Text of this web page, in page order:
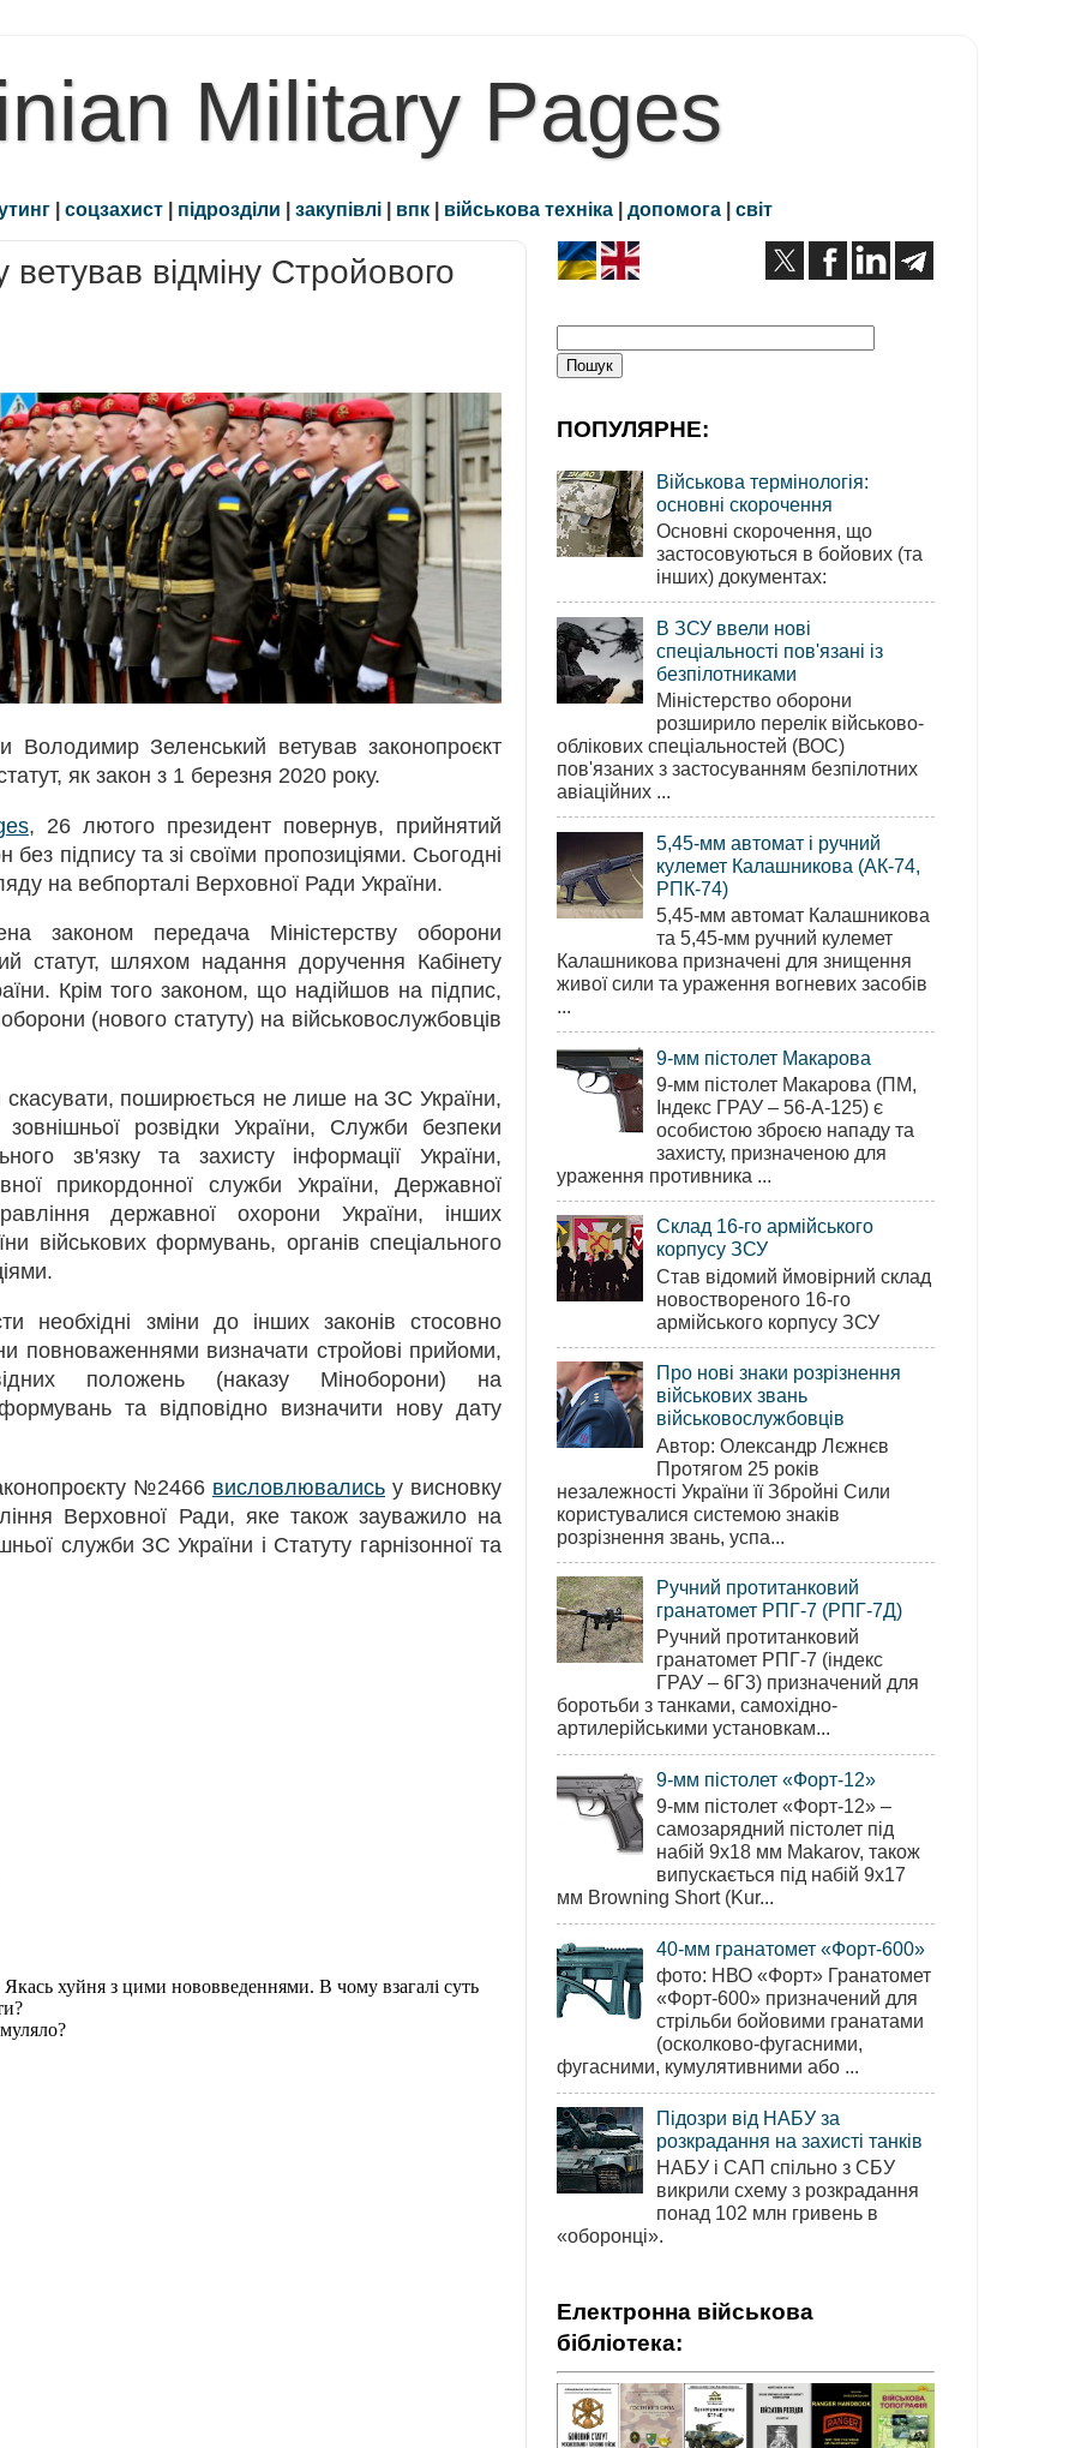
Military Pages
| соцзахист | підрозділи | закупівлі | впк | військова техніка | допомога | світ
відміну Стройового
Володимир Зеленський ветував законопроєкт
як закон з 1 березня 2020 року.
, 26 лютого президент повернув, прийнятий
підпису та зі своїми пропозиціями. Сьогодні
на вебпорталі Верховної Ради України.
законом передача Міністерству оборони
статут, шляхом надання доручення Кабінету
Крім того законом, що надійшов на підпис,
(нового статуту) на військовослужбовців
поширюється не лише на ЗС України,
розвідки України, Служби безпеки
зв'язку та захисту інформації України,
прикордонної служби України, Державної
державної охорони України, інших
військових формувань, органів спеціального
необхідні зміни до інших законів стосовно
повноваженнями визначати стройові прийоми,
положень (наказу Міноборони) на
формувань та відповідно визначити нову дату
№2466 висловлювались у висновку
Верховної Ради, яке також зауважило на
служби ЗС України і Статуту гарнізонної та
ПОПУЛЯРНЕ:
Військова термінологія:
основні скорочення
Основні скорочення, що
застосовуються в бойових (та
інших) документах:
В ЗСУ ввели нові
спеціальності пов'язані із
безпілотниками
Міністерство оборони
розширило перелік військово-
облікових спеціальностей (ВОС)
пов'язаних з застосуванням безпілотних
авіаційних ...
5,45-мм автомат і ручний
кулемет Калашникова (АК-74,
РПК-74)
5,45-мм автомат Калашникова
та 5,45-мм ручний кулемет
Калашникова призначені для знищення
живої сили та ураження вогневих засобів
...
9-мм пістолет Макарова
9-мм пістолет Макарова (ПМ,
Індекс ГРАУ – 56-А-125) є
особистою зброєю нападу та
захисту, призначеною для
ураження противника ...
Склад 16-го армійського
корпусу ЗСУ
Став відомий ймовірний склад
новоствореного 16-го
армійського корпусу ЗСУ
Про нові знаки розрізнення
військових звань
військовослужбовців
Автор: Олександр Лєжнєв
Протягом 25 років
незалежності України її Збройні Сили
користувалися системою знаків
розрізнення звань, успа...
Ручний протитанковий
гранатомет РПГ-7 (РПГ-7Д)
Ручний протитанковий
гранатомет РПГ-7 (індекс
ГРАУ – 6Г3) призначений для
боротьби з танками, самохідно-
артилерійськими установкам...
9-мм пістолет «Форт-12»
9-мм пістолет «Форт-12» –
самозарядний пістолет під
набій 9х18 мм Makarov, також
випускається під набій 9х17
мм Browning Short (Kur...
40-мм гранатомет «Форт-600»
фото: НВО «Форт» Гранатомет
«Форт-600» призначений для
стрільби бойовими гранатами
(осколково-фугасними,
фугасними, кумулятивними або ...
Підозри від НАБУ за
розкрадання на захисті танків
НАБУ і САП спільно з СБУ
викрили схему з розкрадання
понад 102 млн гривень в
«оборонці».
Електронна військова
бібліотека: